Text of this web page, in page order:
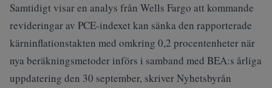
Samtidigt visar en analys från Wells Fargo att kommande
revideringar av PCE-indexet kan sänka den rapporterade
kärninflationstakten med omkring 0,2 procentenheter när
nya beräkningsmetoder införs i samband med BEA:s årliga
uppdatering den 30 september, skriverNyhetsbyrån